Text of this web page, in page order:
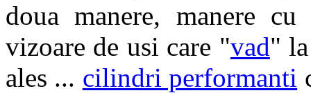
doua manere, manere
vizoare de usi care "vad"
ales ... cilindri performanti